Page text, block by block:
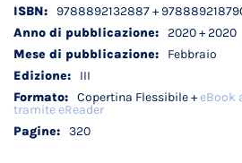
Dettagli
tecnici
9788892132887 +
2020 + 2020
Febbraio
III
Copertina Flessibile +eBook
tramite eReader
320